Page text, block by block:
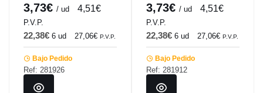
3,73€ / ud 4,51€
P.V.P.
22,38€ 6 ud 27,06€ P.V.P.
Bajo Pedido
Ref: 281926
3,73€ / ud 4,51€
P.V.P.
22,38€ 6 ud 27,06€ P.V.P.
Bajo Pedido
Ref: 281912